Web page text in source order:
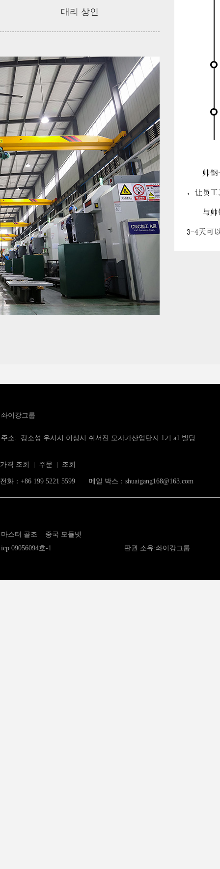
대리 상인
솨이강그룹
주소: 강소성 우시시 이싱시 쉬서진 모자가산업단지 1기 a1 빌딩
가격 조회 | 주문 | 조회
전화：+86 199 5221 5599 메일 박스：shuaigang168@163.com
마스터 골조
중국 모듈넷
icp 09056094호-1
판권 소유:솨이강그룹